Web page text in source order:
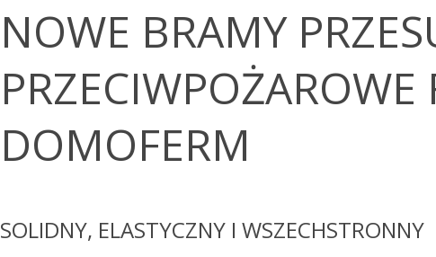
NOWE BRAMY
PRZECIWPOŻAROWE
DOMOFERM
SOLIDNY, ELASTYCZNY I WSZECHSTRONNY